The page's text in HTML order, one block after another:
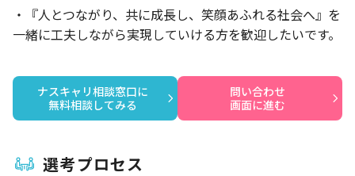
・『人とつながり、共に成長し、笑顔あふれる社会へ』を
一緒に工夫しながら実現していける方を歓迎したいです。
ナスキャリ相談窓口に
無料相談してみる
問い合わせ
画面に進む
選考プロセス